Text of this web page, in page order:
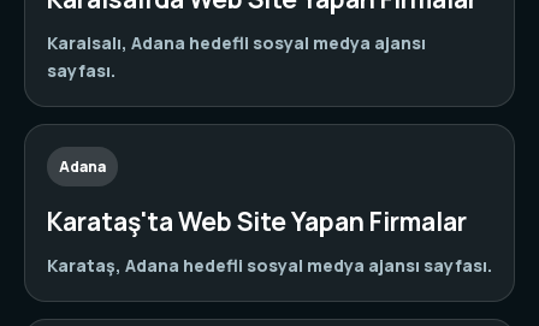
Karaisalı, Adana hedefli sosyal medya ajansı
sayfası.
Adana
Karataş'ta Web Site Yapan Firmalar
Karataş, Adana hedefli sosyal medya ajansı sayfası.